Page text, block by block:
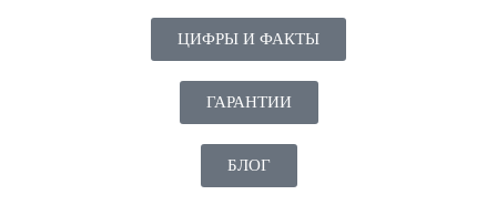
ЦИФРЫ И ФАКТЫ
ГАРАНТИИ
БЛОГ